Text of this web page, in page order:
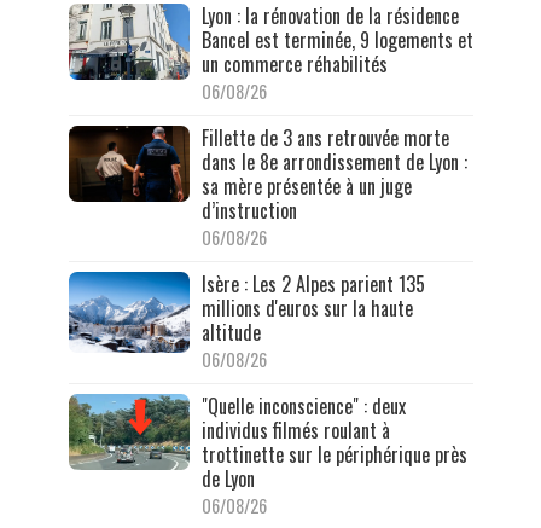
Lyon : la rénovation de la résidence
Bancel est terminée, 9 logements et
un commerce réhabilités
06/08/26
Fillette de 3 ans retrouvée morte
dans le 8e arrondissement de Lyon :
sa mère présentée à un juge
d’instruction
06/08/26
Isère : Les 2 Alpes parient 135
millions d'euros sur la haute
altitude
06/08/26
"Quelle inconscience" : deux
individus filmés roulant à
trottinette sur le périphérique près
de Lyon
06/08/26